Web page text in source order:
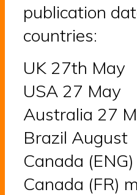
publication
countries:
UK 27th May
USA 27 May
Australia 27
Brazil August
Canada
Canada (FR)